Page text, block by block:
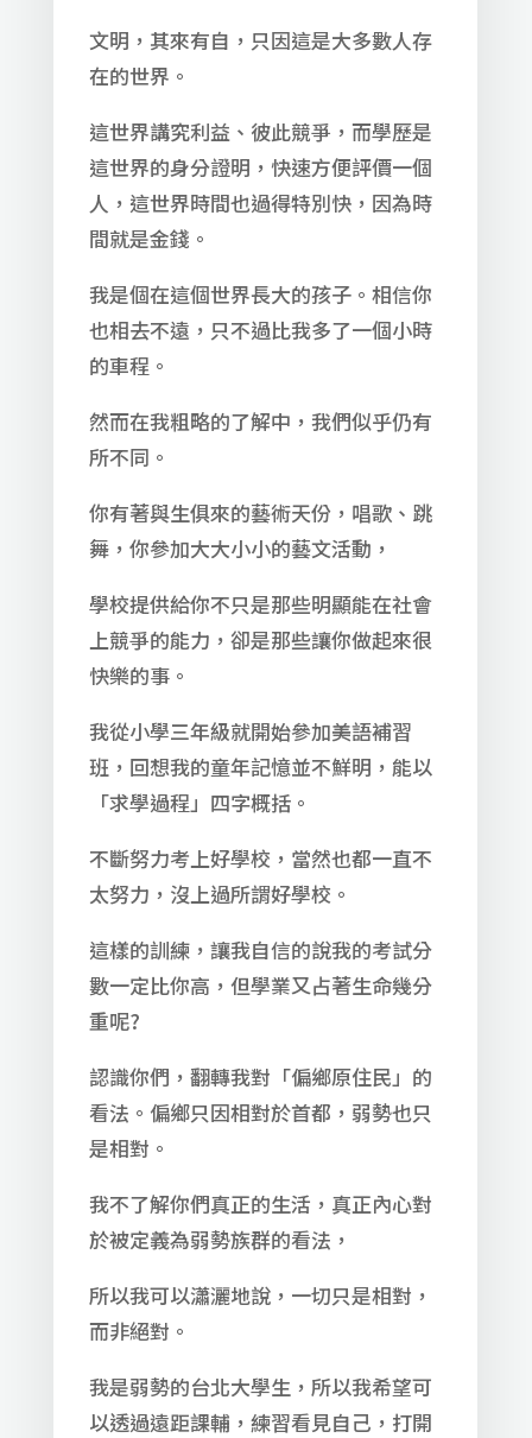
文明，其來有自，只因這是大多數人存
在的世界。
這世界講究利益、彼此競爭，而學歷是
這世界的身分證明，快速方便評價一個
人，這世界時間也過得特別快，因為時
間就是金錢。
我是個在這個世界長大的孩子。相信你
也相去不遠，只不過比我多了一個小時
的車程。
然而在我粗略的了解中，我們似乎仍有
所不同。
你有著與生俱來的藝術天份，唱歌、跳
舞，你參加大大小小的藝文活動，
學校提供給你不只是那些明顯能在社會
上競爭的能力，卻是那些讓你做起來很
快樂的事。
我從小學三年級就開始參加美語補習
班，回想我的童年記憶並不鮮明，能以
「求學過程」四字概括。
不斷努力考上好學校，當然也都一直不
太努力，沒上過所謂好學校。
這樣的訓練，讓我自信的說我的考試分
數一定比你高，但學業又占著生命幾分
重呢?
認識你們，翻轉我對「偏鄉原住民」的
看法。偏鄉只因相對於首都，弱勢也只
是相對。
我不了解你們真正的生活，真正內心對
於被定義為弱勢族群的看法，
所以我可以瀟灑地說，一切只是相對，
而非絕對。
我是弱勢的台北大學生，所以我希望可
以透過遠距課輔，練習看見自己，打開